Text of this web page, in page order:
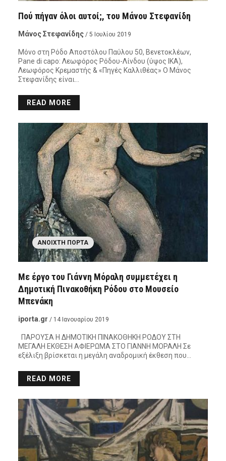
Πού πήγαν όλοι αυτοί;, του Μάνου Στεφανίδη
Μάνος Στεφανίδης / 5 Ιουλίου 2019
Μόνο στη Ρόδο Αποστόλου Παύλου 50, Βενετοκλέων,
Pane di capo: Λεωφόρος Ρόδου-Λίνδου (ύψος ΙΚΑ),
Λεωφόρος Κρεμαστής & «Πηγές Καλλιθέας» Ο Μάνος
Στεφανίδης είναι…
READ MORE
ΑΝΟΙΧΤΉ ΠΌΡΤΑ
Με έργο του Γιάννη Μόραλη συμμετέχει η
Δημοτική Πινακοθήκη Ρόδου στο Μουσείο
Μπενάκη
iporta.gr / 14 Ιανουαρίου 2019
ΠΑΡΟΥΣΑ Η ΔΗΜΟΤΙΚΗ ΠΙΝΑΚΟΘΗΚΗ ΡΟΔΟΥ ΣΤΗ
ΜΕΓΑΛΗ ΕΚΘΕΣΗ ΑΦΙΕΡΩΜΑ ΣΤΟ ΓΙΑΝΝΗ ΜΟΡΑΛΗ Σε
εξέλιξη βρίσκεται η μεγάλη αναδρομική έκθεση που…
READ MORE